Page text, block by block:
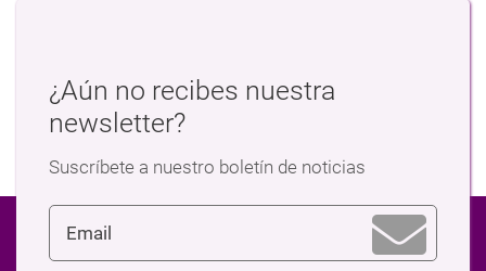
¿Aún no recibes nuestra
newsletter?
Suscríbete a nuestro boletín de noticias